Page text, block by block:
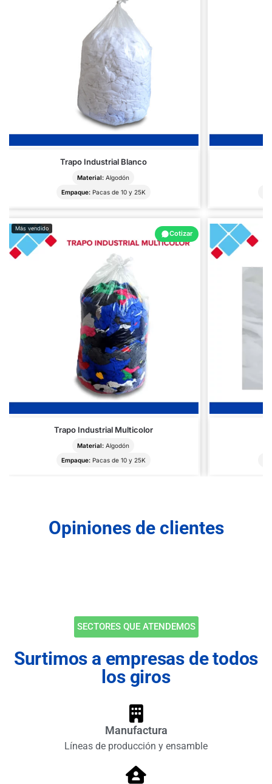
Trapo Industrial Blanco
Material: Algodón
Empaque:Pacas de 10 y 25K
Más vendido
Cotizar
Trapo Industrial Multicolor
Material: Algodón
Empaque:Pacas de 10 y 25K
Opiniones de clientes
SECTORES QUE ATENDEMOS
Surtimos a empresas de todos
los giros
Manufactura
Líneas de producción y ensamble